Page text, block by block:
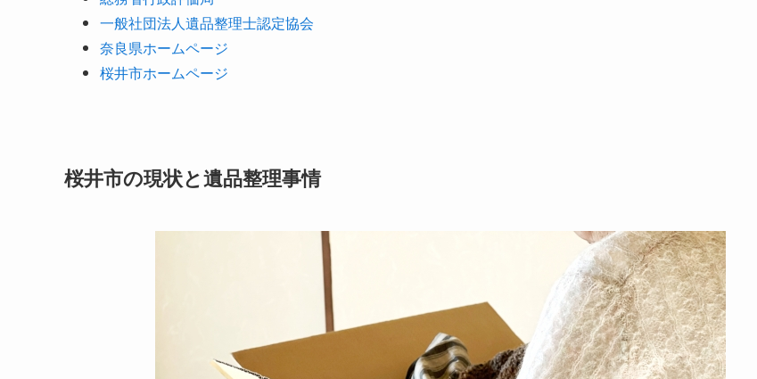
一般社団法人遺品整理士認定協会
奈良県ホームページ
桜井市ホームページ
桜井市の現状と遺品整理事情